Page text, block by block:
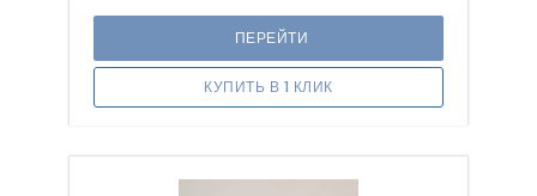
ПЕРЕЙТИ
КУПИТЬ В 1 КЛИК